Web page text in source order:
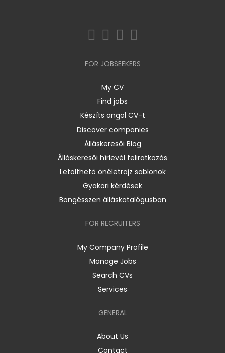
FOR JOBSEEKERS
My CV
Find jobs
Készíts angol CV-t
Discover companies
Álláskeresői Blog
Álláskeresői hírlevél feliratkozás
Letölthető önéletrajz sablonok
Gyakori kérdések
Böngésszen álláskatalógusban
FOR RECRUITERS
My Company Profile
Manage Jobs
Search CVs
Services
GENERAL
About Us
Contact